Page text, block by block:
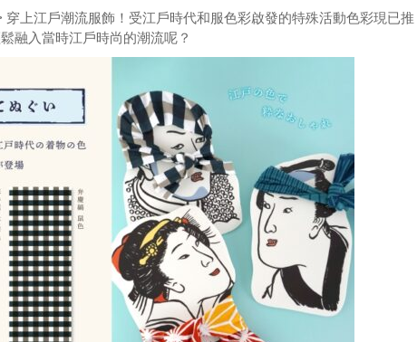
穿上江戶潮流服飾！受江戶時代和服色彩啟發的特殊活動色彩現已推
融入當時江戶時尚的潮流呢？